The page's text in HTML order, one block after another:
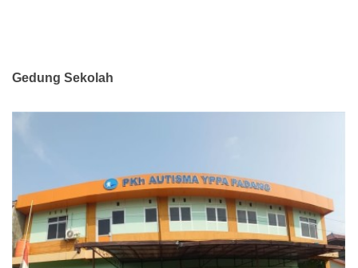
Gedung Sekolah